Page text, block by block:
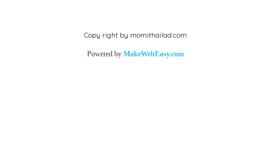
Copy right by momithailad.com
Powered by MakeWebEasy.com